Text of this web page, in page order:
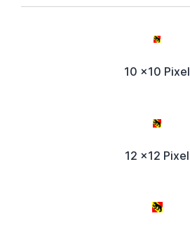
10 x10 Pixel
12 x12 Pixel